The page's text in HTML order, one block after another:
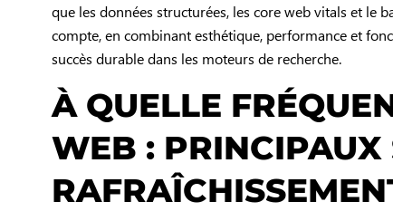
que les données structurées, les core web vitals et le
compte, en combinant esthétique, performance et
succès durable dans les moteurs de recherche.
À QUELLE
WEB : PRINCIPAUX